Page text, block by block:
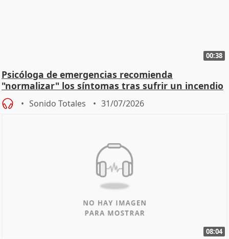
00:38
Psicóloga de emergencias recomienda
"normalizar" los síntomas tras sufrir un incendio
Sonido Totales 31/07/2026
08:04